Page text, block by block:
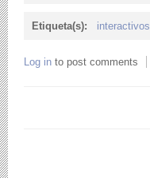
Etiqueta(s): interactivos
Log in to post comments